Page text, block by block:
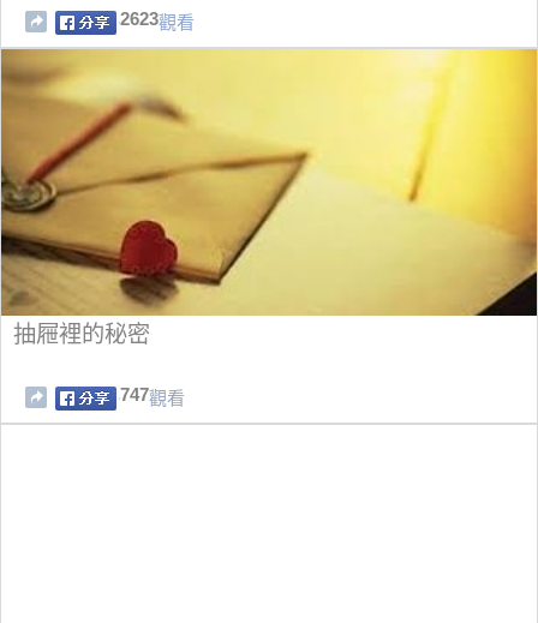
2623觀看
抽屜裡的秘密
747觀看